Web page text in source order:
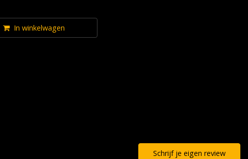
In winkelwagen
Schrijf je eigen review